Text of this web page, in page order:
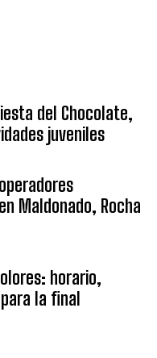
del Chocolate,
juveniles
Maldonado, Rocha
horario,
la final